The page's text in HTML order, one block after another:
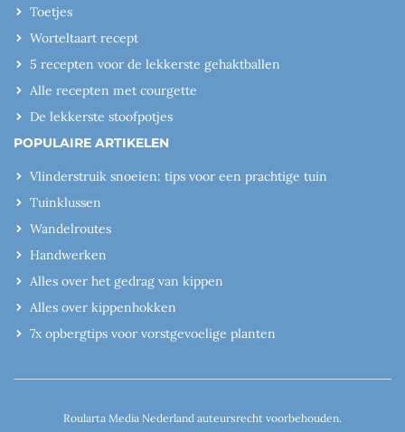
Toetjes
Worteltaart recept
5 recepten voor de lekkerste gehaktballen
Alle recepten met courgette
De lekkerste stoofpotjes
POPULAIRE ARTIKELEN
Vlinderstruik snoeien: tips voor een prachtige tuin
Tuinklussen
Wandelroutes
Handwerken
Alles over het gedrag van kippen
Alles over kippenhokken
7x opbergtips voor vorstgevoelige planten
Roularta Media Nederland auteursrecht voorbehouden.